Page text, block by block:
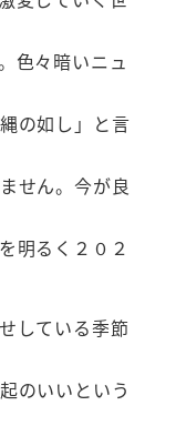
色々暗いニュ
の如し」と言
せん。今が良
明るく２０２
している季節
のいいという